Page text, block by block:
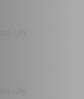
Uhr
Uhr